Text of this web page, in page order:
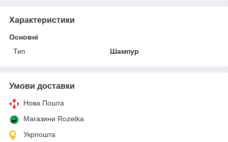
Характеристики
Основні
Тип
Шампур
Умови доставки
Нова Пошта
Магазини Rozetka
Укрпошта